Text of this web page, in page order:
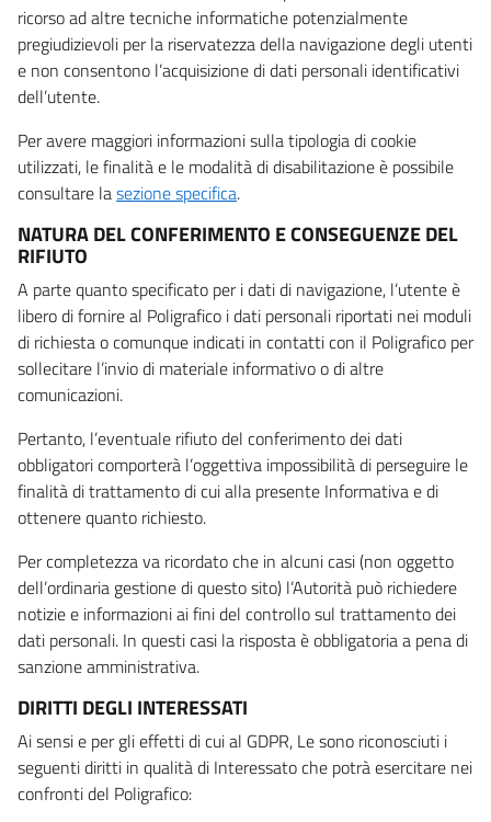
ricorso ad altre tecniche informatiche potenzialmente
pregiudizievoli per la riservatezza della navigazione degli utenti
e non consentono l’acquisizione di dati personali identificativi
dell’utente.
Per avere maggiori informazioni sulla tipologia di cookie
utilizzati, le finalità e le modalità di disabilitazione è possibile
consultare lasezione specifica.
NATURA DEL CONFERIMENTO E CONSEGUENZE DEL
RIFIUTO
A parte quanto specificato per i dati di navigazione, l’utente è
libero di fornire al Poligrafico i dati personali riportati nei moduli
di richiesta o comunque indicati in contatti con il Poligrafico per
sollecitare l’invio di materiale informativo o di altre
comunicazioni.
Pertanto, l’eventuale rifiuto del conferimento dei dati
obbligatori comporterà l’oggettiva impossibilità di perseguire le
finalità di trattamento di cui alla presente Informativa e di
ottenere quanto richiesto.
Per completezza va ricordato che in alcuni casi (non oggetto
dell’ordinaria gestione di questo sito) l’Autorità può richiedere
notizie e informazioni ai fini del controllo sul trattamento dei
dati personali. In questi casi la risposta è obbligatoria a pena di
sanzione amministrativa.
DIRITTI DEGLI INTERESSATI
Ai sensi e per gli effetti di cui al GDPR, Le sono riconosciuti i
seguenti diritti in qualità di Interessato che potrà esercitare nei
confronti del Poligrafico: